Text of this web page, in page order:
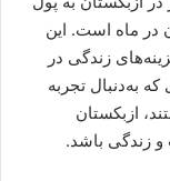
۶ تا ۷ میلیون تومان در ماه است. این
زندگی در
به‌دنبال تجربه
ازبکستان
زندگی باشد.